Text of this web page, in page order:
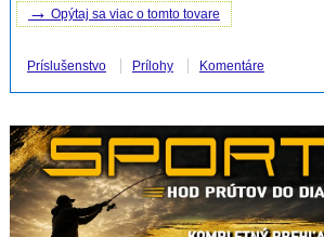
→ Opýtaj sa viac o tomto tovare
Príslušenstvo Prílohy Komentáre